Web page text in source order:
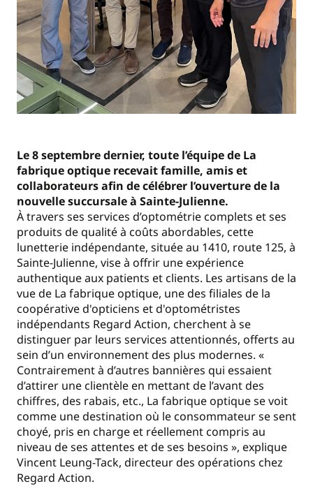
Le 8 septembre dernier, toute l’équipe de La
fabrique optique recevait famille, amis et
collaborateurs afin de célébrer l’ouverture de la
nouvelle succursale à Sainte-Julienne.
À travers ses services d’optométrie complets et ses
produits de qualité à coûts abordables, cette
lunetterie indépendante, située au 1410, route 125, à
Sainte-Julienne, vise à offrir une expérience
authentique aux patients et clients. Les artisans de la
vue de La fabrique optique, une des filiales de la
coopérative d'opticiens et d'optométristes
indépendants Regard Action, cherchent à se
distinguer par leurs services attentionnés, offerts au
sein d’un environnement des plus modernes. «
Contrairement à d’autres bannières qui essaient
d’attirer une clientèle en mettant de l’avant des
chiffres, des rabais, etc., La fabrique optique se voit
comme une destination où le consommateur se sent
choyé, pris en charge et réellement compris au
niveau de ses attentes et de ses besoins », explique
Vincent Leung-Tack, directeur des opérations chez
Regard Action.